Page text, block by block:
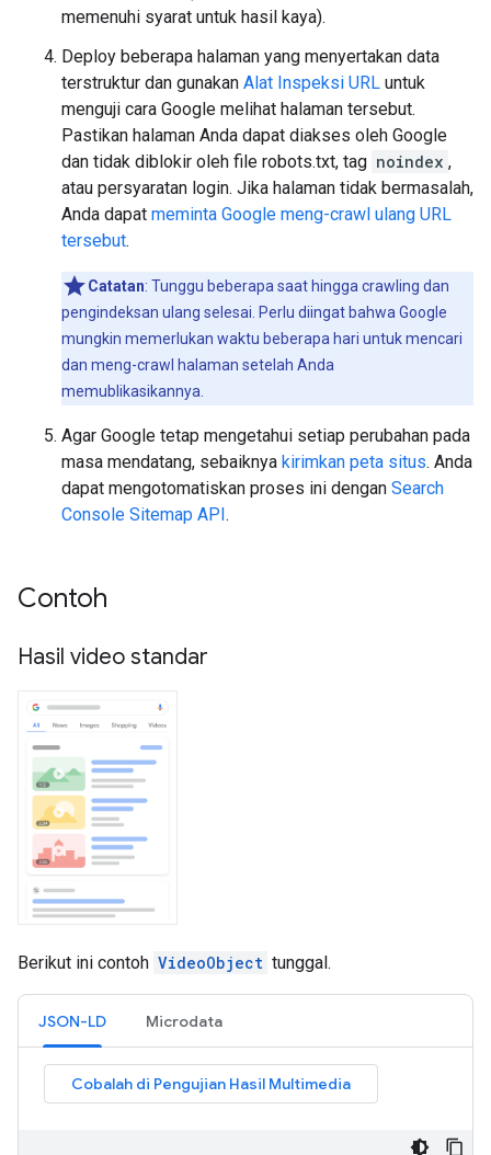
memenuhi syarat untuk hasil kaya).
Deploy beberapa halaman yang menyertakan data
terstruktur dan gunakan Alat Inspeksi URL untuk
menguji cara Google melihat halaman tersebut.
Pastikan halaman Anda dapat diakses oleh Google
dan tidak diblokir oleh file robots.txt, tag noindex ,
atau persyaratan login. Jika halaman tidak bermasalah,
Anda dapat meminta Google meng-crawl ulang URL
tersebut.
Catatan: Tunggu beberapa saat hingga crawling dan
pengindeksan ulang selesai. Perlu diingat bahwa Google
mungkin memerlukan waktu beberapa hari untuk mencari
dan meng-crawl halaman setelah Anda
memublikasikannya.
Agar Google tetap mengetahui setiap perubahan pada
masa mendatang, sebaiknya kirimkan peta situs. Anda
dapat mengotomatiskan proses ini dengan Search
Console Sitemap API.
Contoh
Hasil video standar
Berikut ini contoh VideoObject tunggal.
JSON-LD Microdata